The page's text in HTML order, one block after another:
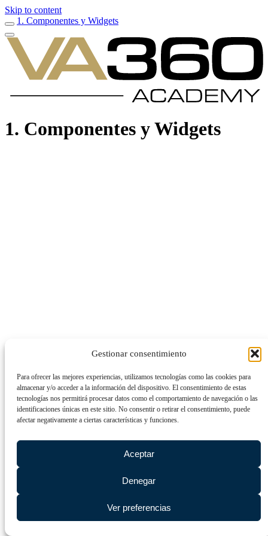
Gestionar consentimiento
Para ofrecer las mejores experiencias, utilizamos tecnologías como las cookies para
almacenar y/o acceder a la información del dispositivo. El consentimiento de estas
tecnologías nos permitirá procesar datos como el comportamiento de navegación o las
identificaciones únicas en este sitio. No consentir o retirar el consentimiento, puede
afectar negativamente a ciertas características y funciones.
Aceptar
Denegar
Ver preferencias
Skip to content
1. Componentes y Widgets
1. Componentes y Widgets